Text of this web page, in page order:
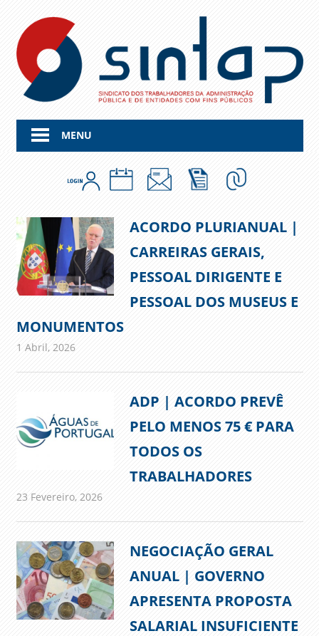
content
MENU
ACORDO PLURIANUAL |
CARREIRAS GERAIS,
PESSOAL DIRIGENTE E
PESSOAL DOS MUSEUS E
MONUMENTOS
1 Abril, 2026admin
Comunicados
ADP | ACORDO PREVÊ
PELO MENOS 75 € PARA
TODOS OS
TRABALHADORES
23 Fevereiro, 2026admin
Comunicados
NEGOCIAÇÃO GERAL
ANUAL | GOVERNO
APRESENTA PROPOSTA
SALARIAL INSUFICIENTE